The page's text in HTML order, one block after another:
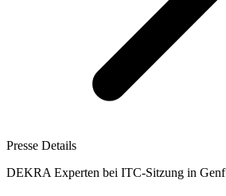
Presse Details
DEKRA Experten bei ITC-Sitzung in Genf